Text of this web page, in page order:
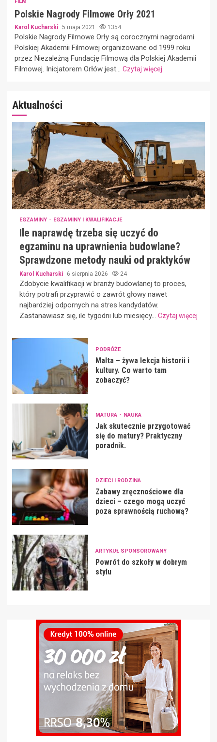
Polskie Nagrody Filmowe Orły 2021
Karol Kucharski 5 maja 2021 1354
Polskie Nagrody Filmowe Orły są corocznymi nagrodami
Polskiej Akademii Filmowej organizowane od 1999 roku
przez Niezależną Fundację Filmową dla Polskiej Akademii
Filmowej. Inicjatorem Orłów jest... Czytaj więcej
Aktualności
EGZAMINY EGZAMINY I KWALIFIKACJE
Ile naprawdę trzeba się uczyć do
egzaminu na uprawnienia budowlane?
Sprawdzone metody nauki od praktyków
Karol Kucharski 6 sierpnia 2026 24
Zdobycie kwalifikacji w branży budowlanej to proces,
który potrafi przyprawić o zawrót głowy nawet
najbardziej odpornych na stres kandydatów.
Zastanawiasz się, ile tygodni lub miesięcy... Czytaj więcej
PODRÓŻE
Malta – żywa lekcja historii i
kultury. Co warto tam
zobaczyć?
MATURA NAUKA
Jak skutecznie przygotować
się do matury? Praktyczny
poradnik.
DZIECI I RODZINA
Zabawy zręcznościowe dla
dzieci – czego mogą uczyć
poza sprawnością ruchową?
ARTYKUŁ SPONSOROWANY
Powrót do szkoły w dobrym
stylu